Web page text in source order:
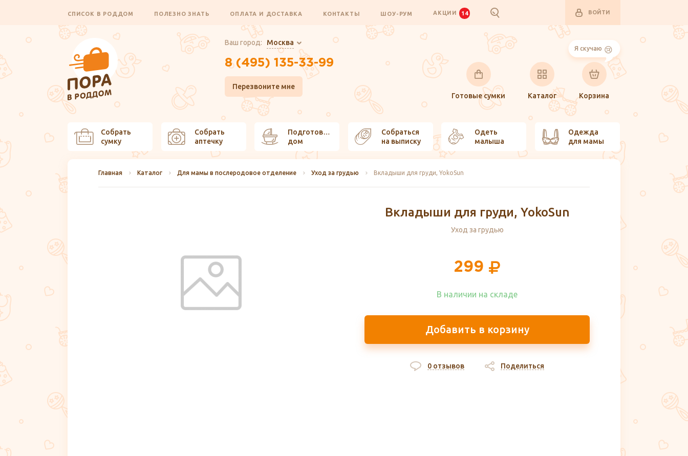
СПИСОК В РОДДОМ ПОЛЕЗНО ЗНАТЬ ОПЛАТА И ДОСТАВКА КОНТАКТЫ ШОУ-РУМ АКЦИИ 14 ВОЙТИ
Ваш город: Москва
8 (495) 135-33-99
Перезвоните мне
Готовые сумки
Каталог
Я скучаю
Корзина
Собрать
сумку
Собрать
аптечку
Подготовить
дом
Собраться
на выписку
Одеть
малыша
Одежда
для мамы
Главная Каталог Для мамы в послеродовое отделение Уход за грудью Вкладыши для груди, YokoSun
Вкладыши для груди, YokoSun
Уход за грудью
299
В наличии на складе​
Добавить в корзину
0 отзывов Поделиться